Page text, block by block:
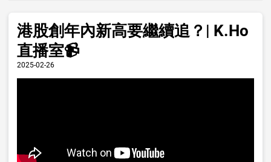
港股創年內新高要繼續追？| K.Ho
直播室📹
2025-02-26